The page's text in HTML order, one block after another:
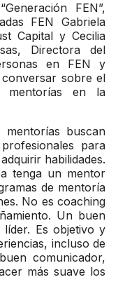
FEN”,
FEN Gabriela
Capital y Cecilia
Directora del
en FEN y
sobre el
mentorías en la
mentorías buscan
para
habilidades.
tenga un mentor
de mentoría
No es coaching
Un buen
Es objetivo y
incluso de
comunicador,
más suave los